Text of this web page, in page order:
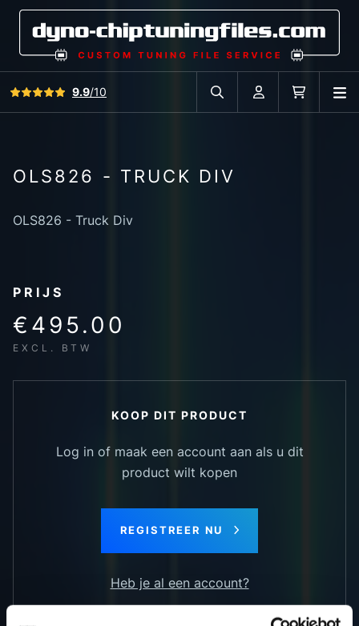
Bekijk alle reviews
9.9/10
Zoek in autodatabase
Account
OLS826 - TRUCK DIV
OLS826 - Truck Div
PRIJS
€495.00
EXCL. BTW
KOOP DIT PRODUCT
Log in of maak een account aan als u dit
product wilt kopen
REGISTREER NU
Heb je al een account?